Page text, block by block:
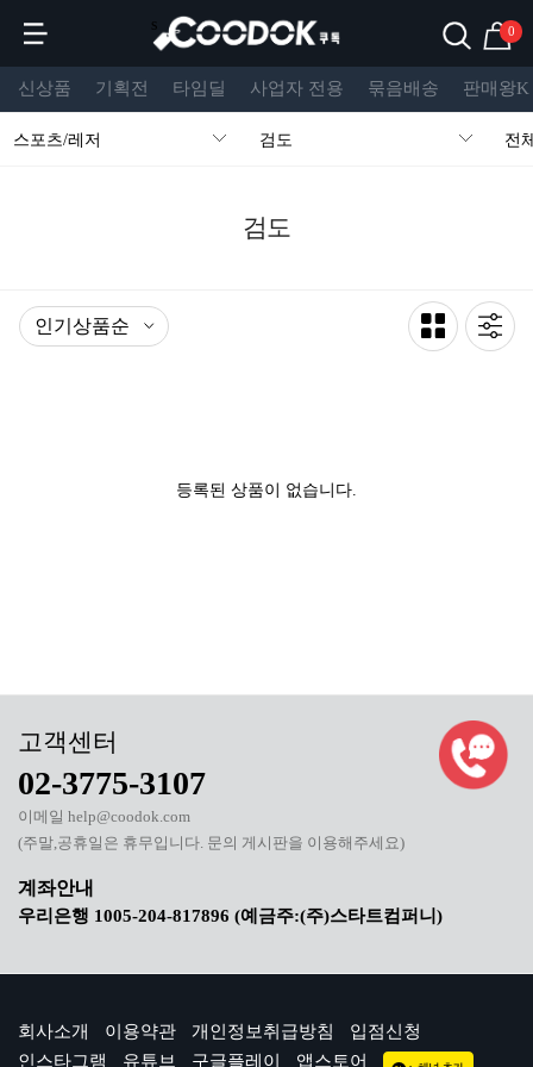
s 0
신상품 기획전 타임딜 사업자 전용 묶음배송 판매왕K
스포츠/레저 검도 전
검도
등록된 상품이 없습니다.
02-3775-3107
이메일 help@coodok.com
(주말,공휴일은 휴무입니다. 문의 게시판을 이용해주세요)
우리은행 1005-204-817896 (예금주:(주)스타트컴퍼니)
회사소개 이용약관 개인정보취급방침
입점신청
인스타그램
유튜브 구글플레이 앱스토어